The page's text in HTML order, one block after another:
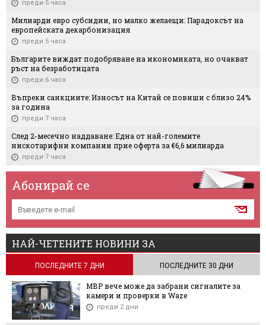
преди 5 часа
Милиарди евро субсидии, но малко желаещи: Парадоксът на
европейската декарбонизация
преди 5 часа
Българите виждат подобряване на икономиката, но очакват
ръст на безработицата
преди 6 часа
Въпреки санкциите: Износът на Китай се повиши с близо 24%
за година
преди 7 часа
След 2-месечно наддаване: Една от най-големите
нискотарифни компании прие оферта за €6,6 милиарда
преди 7 часа
Абонирай се
НАЙ-ЧЕТЕНИТЕ НОВИНИ ЗА
ПОСЛЕДНИТЕ 7 ДНИ ПОСЛЕДНИТЕ 30 ДНИ
МВР вече може да забрани сигналите за
камери и проверки в Waze
преди 2 дни